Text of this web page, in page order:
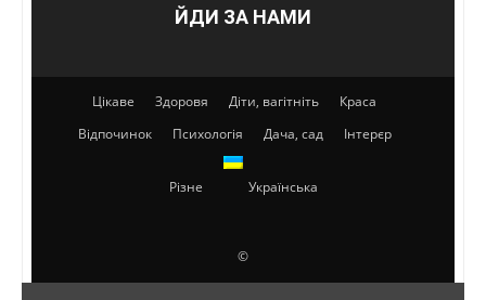
ЙДИ ЗА НАМИ
Цікаве Здоровя Діти, вагітніть
Краса
Відпочинок
Психологія Дача, сад Інтерєр
Різне Українська
©